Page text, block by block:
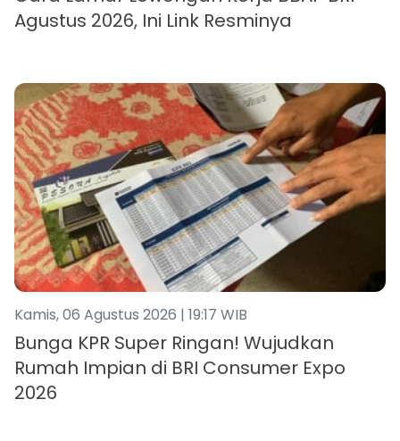
Agustus 2026, Ini Link Resminya
Kamis, 06 Agustus 2026 | 19:17 WIB
Bunga KPR Super Ringan! Wujudkan
Rumah Impian di BRI Consumer Expo
2026